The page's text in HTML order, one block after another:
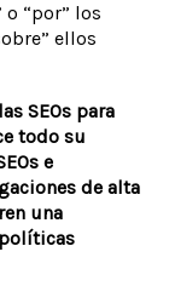
“por” los
ellos
SEOs para
todo su
e
de alta
una